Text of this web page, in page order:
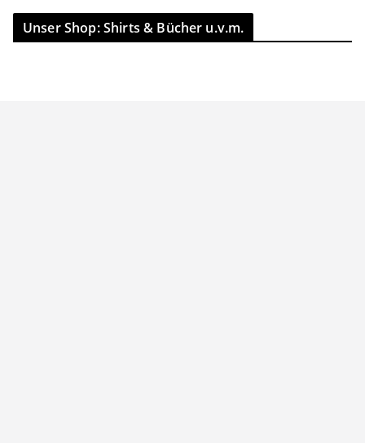
Unser Shop: Shirts & Bücher u.v.m.